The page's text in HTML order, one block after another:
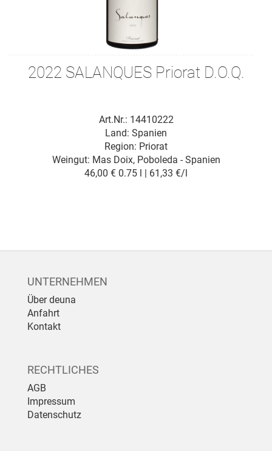
2022 SALANQUES Priorat D.O.Q.
Art.Nr.: 14410222
Weingut: Mas Doix, Poboleda - Spanien
Land: Spanien
Region: Priorat
46,00 € 0.75 l | 61,33 €/l
UNTERNEHMEN
Über deuna
Anfahrt
Kontakt
RECHTLICHES
AGB
Impressum
Datenschutz